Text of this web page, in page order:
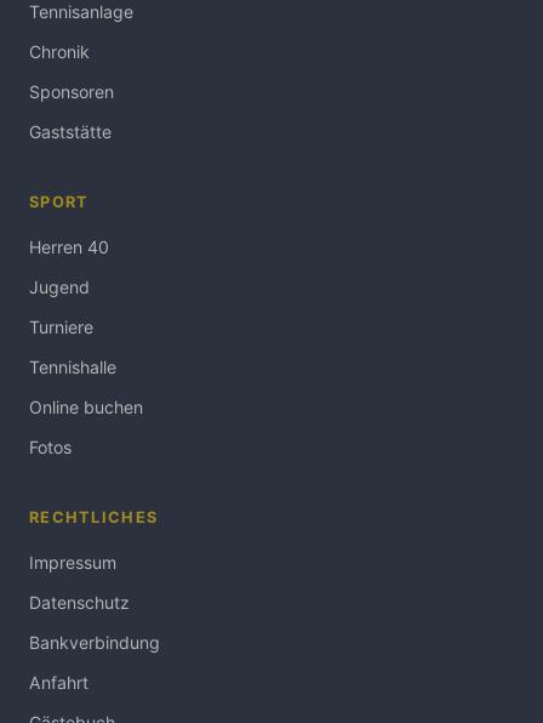
Tennisanlage
Chronik
Sponsoren
Gaststätte
SPORT
Herren 40
Jugend
Turniere
Tennishalle
Online buchen
Fotos
RECHTLICHES
Impressum
Datenschutz
Bankverbindung
Anfahrt